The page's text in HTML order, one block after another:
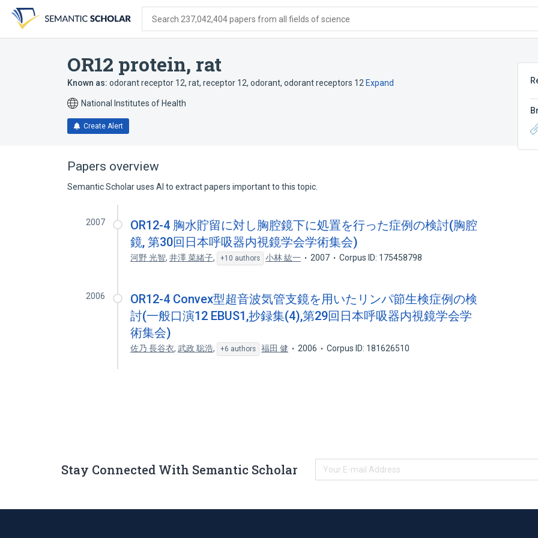
search
form
content
account
menu
Search 237,042,404 papers from all fields of science
OR12 protein, rat
Known as: odorant receptor 12, rat, receptor 12, odorant, odorant receptors 12 Expand
National Institutes of Health
Create Alert
Papers overview
Semantic Scholar uses AI to extract papers important to this topic.
2007
OR12-4 胸水貯留に対し胸腔鏡下に処置を行った症例の検討(胸腔
鏡, 第30回日本呼吸器内視鏡学会学術集会)
河野 光智,井澤 菜緒子, +10 authors 小林 紘一 2007 Corpus ID: 175458798
2006
OR12-4 Convex型超音波気管支鏡を用いたリンパ節生検症例の検
討(一般口演12 EBUS1,抄録集(4),第29回日本呼吸器内視鏡学会学
術集会)
佐乃 長谷衣,武政 聡浩, +6 authors 福田 健 2006 Corpus ID: 181626510
Stay Connected With Semantic Scholar